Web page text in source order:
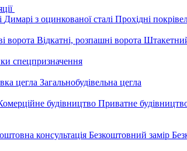
Димарі з оцинкованої сталі Прохідні
ворота Відкатні, розпашні ворота
спецпризначення
цегла Загальнобудівельна цегла
будівництво Приватне
консультація Безкоштовний замір